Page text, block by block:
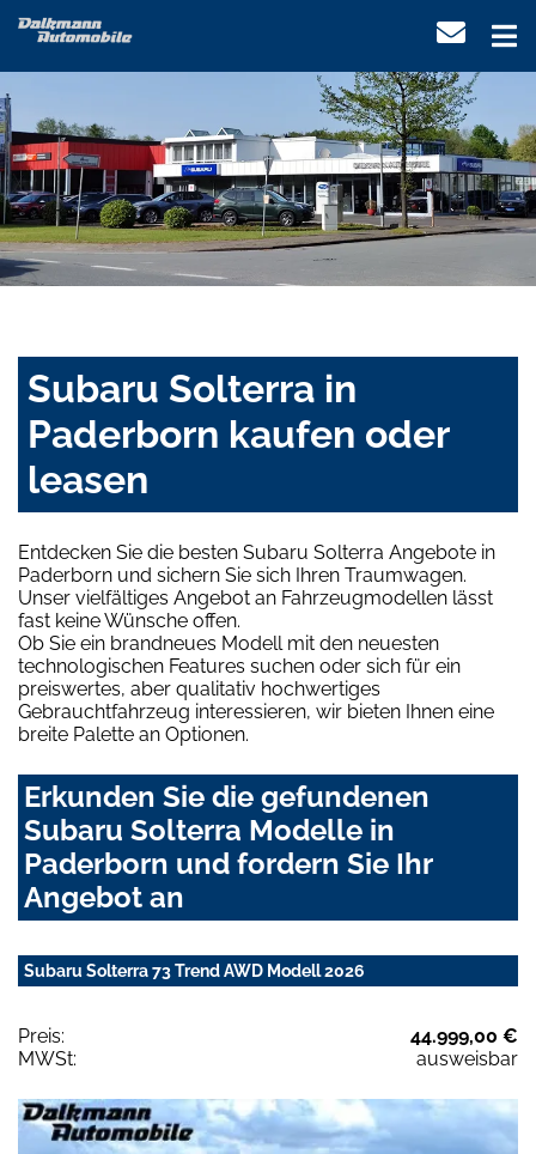
Subaru Solterra in
Paderborn kaufen oder
leasen
Entdecken Sie die besten Subaru Solterra Angebote in
Paderborn und sichern Sie sich Ihren Traumwagen.
Unser vielfältiges Angebot an Fahrzeugmodellen lässt
fast keine Wünsche offen.
Ob Sie ein brandneues Modell mit den neuesten
technologischen Features suchen oder sich für ein
preiswertes, aber qualitativ hochwertiges
Gebrauchtfahrzeug interessieren, wir bieten Ihnen eine
breite Palette an Optionen.
Erkunden Sie die gefundenen
Subaru Solterra Modelle in
Paderborn und fordern Sie Ihr
Angebot an
Subaru Solterra 73 Trend AWD Modell 2026
Preis:
44.999,00 €
MWSt:
ausweisbar